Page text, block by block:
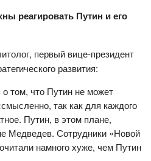
реагировать Путин и его
первый вице-президент
развития:
том, что Путин не может
так как для каждого
Путин, в этом плане,
Медведев. Сотрудники «Новой
намного хуже, чем Путин